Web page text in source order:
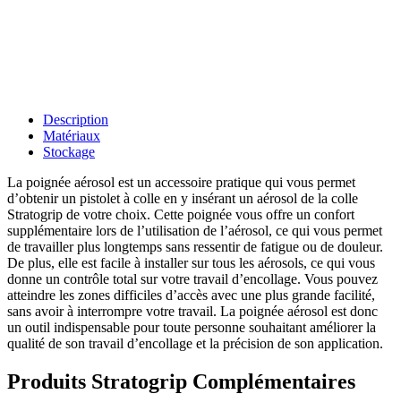
Description
Matériaux
Stockage
La poignée aérosol est un accessoire pratique qui vous permet
d’obtenir un pistolet à colle en y insérant un aérosol de la colle
Stratogrip de votre choix. Cette poignée vous offre un confort
supplémentaire lors de l’utilisation de l’aérosol, ce qui vous permet
de travailler plus longtemps sans ressentir de fatigue ou de douleur.
De plus, elle est facile à installer sur tous les aérosols, ce qui vous
donne un contrôle total sur votre travail d’encollage. Vous pouvez
atteindre les zones difficiles d’accès avec une plus grande facilité,
sans avoir à interrompre votre travail. La poignée aérosol est donc
un outil indispensable pour toute personne souhaitant améliorer la
qualité de son travail d’encollage et la précision de son application.
Produits Stratogrip Complémentaires